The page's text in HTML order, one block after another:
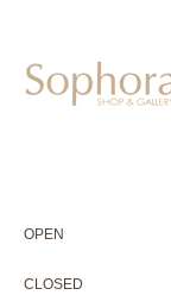
OPEN
CLOSED